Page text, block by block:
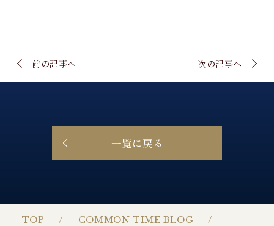
TOP
COMMON TIME BLOG
前の記事へ 次の記事へ
一覧に戻る